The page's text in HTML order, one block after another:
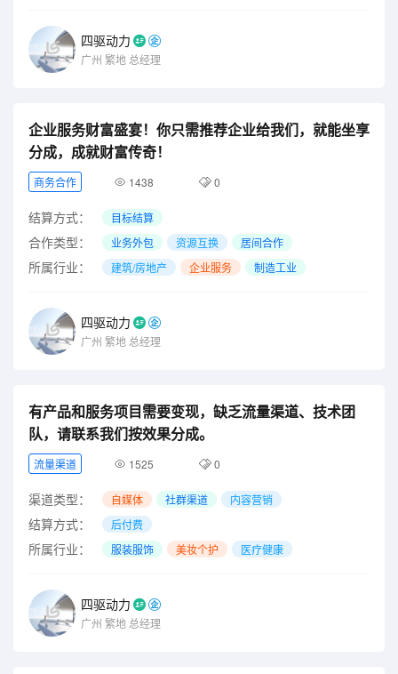
四驱动力
广州 繁地 总经理
企业服务财富盛宴！你只需推荐企业给我们，就能坐享
分成，成就财富传奇！
商务合作 1438 0
结算方式： 目标结算
合作类型： 业务外包 资源互换 居间合作
所属行业： 建筑/房地产 企业服务 制造工业
四驱动力
广州 繁地 总经理
有产品和服务项目需要变现，缺乏流量渠道、技术团
队，请联系我们按效果分成。
流量渠道 1525 0
渠道类型： 自媒体 社群渠道 内容营销
结算方式： 后付费
所属行业： 服装服饰 美妆个护 医疗健康
四驱动力
广州 繁地 总经理